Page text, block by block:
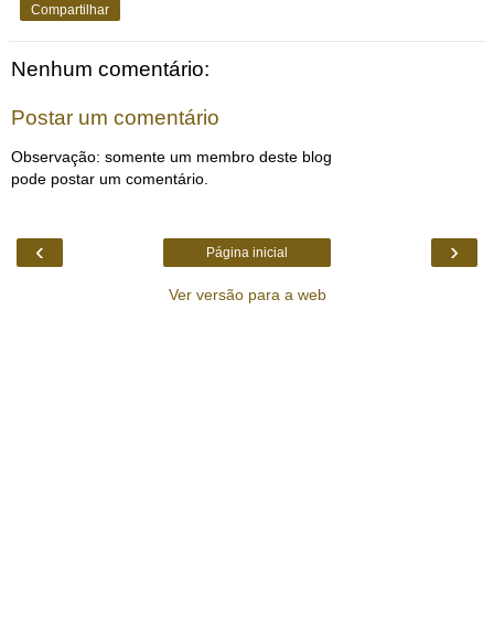
Compartilhar
Nenhum comentário:
Postar um comentário
Observação: somente um membro deste blog
pode postar um comentário.
‹ ›
Página inicial
Ver versão para a web